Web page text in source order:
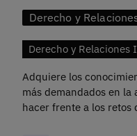
Derecho y
Derecho y Relaciones
Adquiere los
más demandados en
hacer frente a los retos